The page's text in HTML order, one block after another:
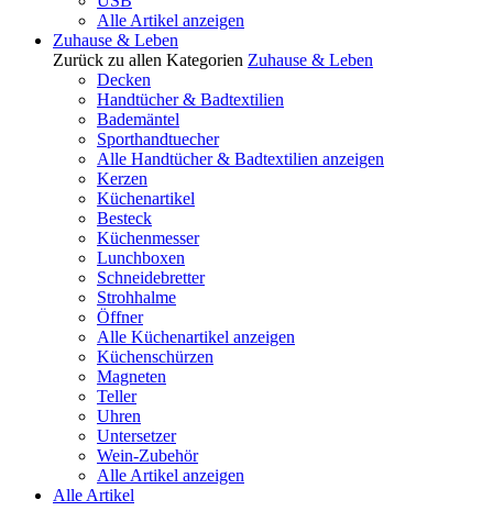
Alle Artikel anzeigen
Zuhause & Leben
Zurück zu allen Kategorien Zuhause & Leben
Decken
Handtücher & Badtextilien
Bademäntel
Sporthandtuecher
Alle Handtücher & Badtextilien anzeigen
Kerzen
Küchenartikel
Besteck
Küchenmesser
Lunchboxen
Schneidebretter
Strohhalme
Öffner
Alle Küchenartikel anzeigen
Küchenschürzen
Magneten
Teller
Uhren
Untersetzer
Wein-Zubehör
Alle Artikel anzeigen
Alle Artikel